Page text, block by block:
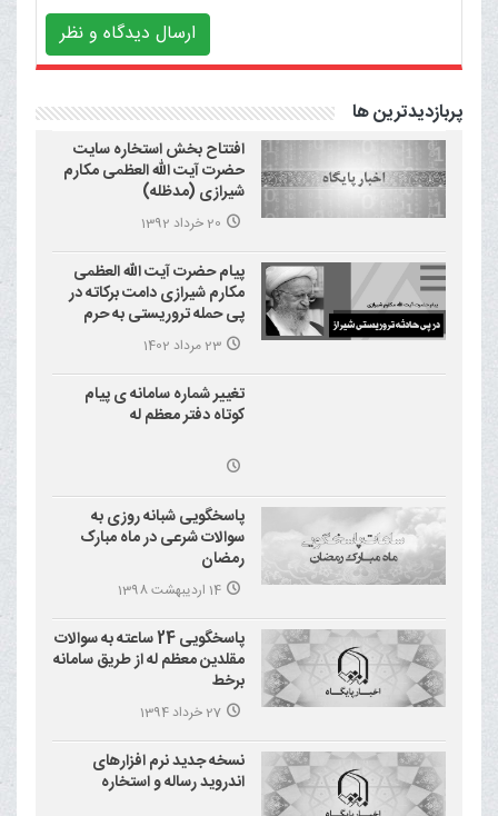
ارسال دیدگاه و نظر
پربازدیدترین ها
افتتاح بخش استخاره سایت
حضرت آیت الله العظمی مکارم
شیرازی (مدظله)
20 خرداد 1392
پیام حضرت آیت الله العظمی
مکارم شیرازی دامت برکاته در
پی حمله تروریستی به حرم
احمد بن موسی علیه السلام
(شاهچراغ)
23 مرداد 1402
تغییر شماره سامانه ی پیام
کوتاه دفتر معظم له
پاسخگویی شبانه روزی به
سوالات شرعی در ماه مبارک
رمضان
14 اردیبهشت 1398
پاسخگویی 24 ساعته به سوالات
مقلدین معظم له از طریق سامانه
برخط
27 خرداد 1394
نسخه جدید نرم افزارهای
اندروید رساله و استخاره